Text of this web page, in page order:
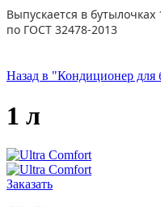
Выпускается в
по ГОСТ 32478-2013
Назад в "Кондиционер для
1 л
Заказать